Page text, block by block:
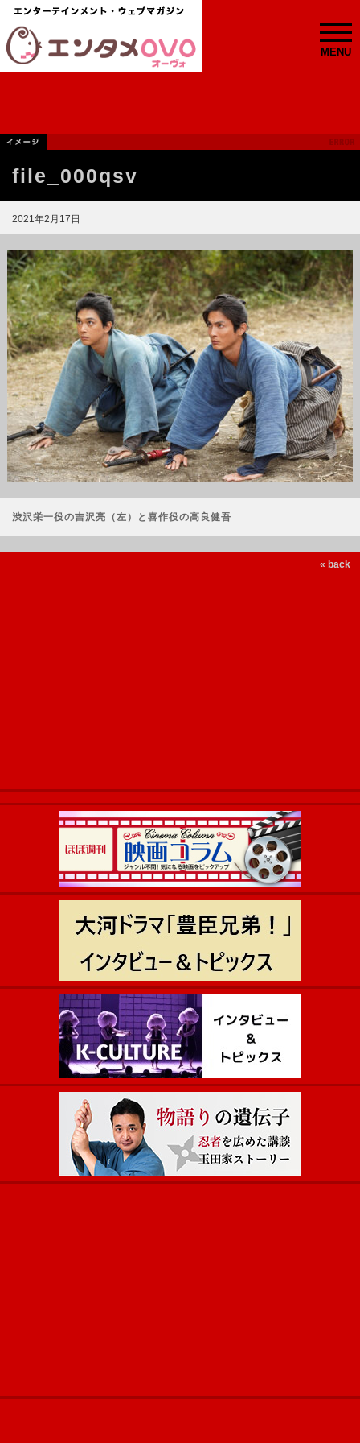
MENU
file_000qsv
2021年2月17日
渋沢栄一役の吉沢亮（左）と喜作役の高良健吾
« back